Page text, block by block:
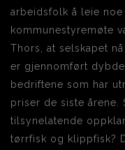
arbeidsfolk å leie
kommunestyremøte
Thors, at selskapet
er gjennomført
bedriftene som har
priser de siste årene.
tilsynelatende
tørrfisk og klippfisk?